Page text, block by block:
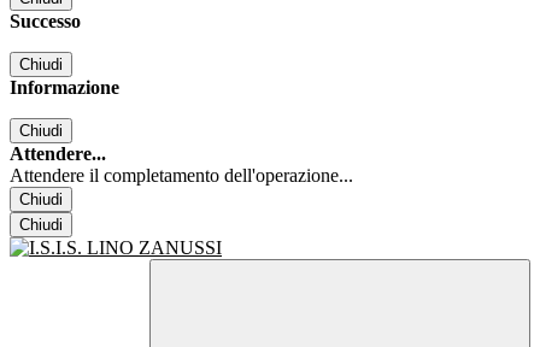
Successo
Chiudi
Informazione
Chiudi
Attendere...
Attendere il completamento dell'operazione...
Chiudi
Chiudi